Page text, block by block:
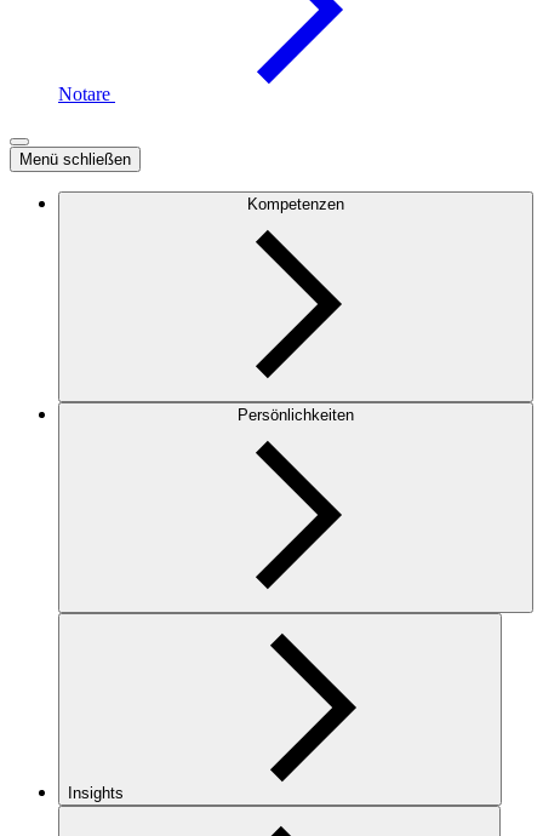
Notare
Menü schließen
Kompetenzen
Persönlichkeiten
Insights